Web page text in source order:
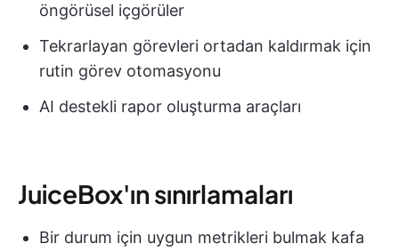
öngörüsel içgörüler
Tekrarlayan görevleri ortadan kaldırmak için
rutin görev otomasyonu
AI destekli rapor oluşturma araçları
JuiceBox'ın sınırlamaları
Bir durum için uygun metrikleri bulmak kafa